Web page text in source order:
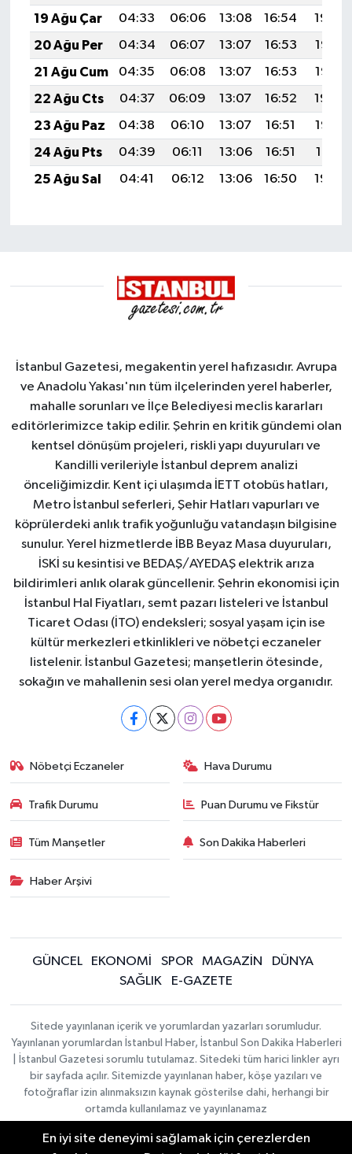
19 Ağu Çar
04:33 06:06 13:08 16:54
19:59
20 Ağu Per
04:34 06:07 13:07 16:53
19:57
21 Ağu Cum
04:35 06:08 13:07 16:53
19:56
22 Ağu Cts
04:37 06:09 13:07 16:52
19:54
23 Ağu Paz
04:38 06:10 13:07 16:51
19:53
24 Ağu Pts
04:39 06:11 13:06 16:51
19:51
25 Ağu Sal
04:41 06:12 13:06 16:50 19:50
İstanbul Gazetesi, megakentin yerel hafızasıdır. Avrupa
ve Anadolu Yakası'nın tüm ilçelerinden yerel haberler,
mahalle sorunları ve İlçe Belediyesi meclis kararları
editörlerimizce takip edilir. Şehrin en kritik gündemi olan
kentsel dönüşüm projeleri, riskli yapı duyuruları ve
Kandilli verileriyle İstanbul deprem analizi
önceliğimizdir. Kent içi ulaşımda İETT otobüs hatları,
Metro İstanbul seferleri, Şehir Hatları vapurları ve
köprülerdeki anlık trafik yoğunluğu vatandaşın bilgisine
sunulur. Yerel hizmetlerde İBB Beyaz Masa duyuruları,
İSKİ su kesintisi ve BEDAŞ/AYEDAŞ elektrik arıza
bildirimleri anlık olarak güncellenir. Şehrin ekonomisi için
İstanbul Hal Fiyatları, semt pazarı listeleri ve İstanbul
Ticaret Odası (İTO) endeksleri; sosyal yaşam için ise
kültür merkezleri etkinlikleri ve nöbetçi eczaneler
listelenir. İstanbul Gazetesi; manşetlerin ötesinde,
sokağın ve mahallenin sesi olan yerel medya organıdır.
Nöbetçi Eczaneler Hava Durumu
Trafik Durumu Puan Durumu ve Fikstür
Tüm Manşetler Son Dakika Haberleri
Haber Arşivi
GÜNCEL EKONOMİ SPOR MAGAZİN
DÜNYA
SAĞLIK
E-GAZETE
Sitede yayınlanan içerik ve yorumlardan yazarları sorumludur.
Yayınlanan yorumlardan İstanbul Haber, İstanbul Son Dakika Haberleri
| İstanbul Gazetesi sorumlu tutulamaz. Sitedeki tüm harici linkler ayrı
bir sayfada açılır. Sitemizde yayınlanan haber, köşe yazıları ve
fotoğraflar izin alınmaksızın kaynak gösterilse dahi, herhangi bir
ortamda kullanılamaz ve yayınlanamaz
En iyi site deneyimi sağlamak için çerezlerden